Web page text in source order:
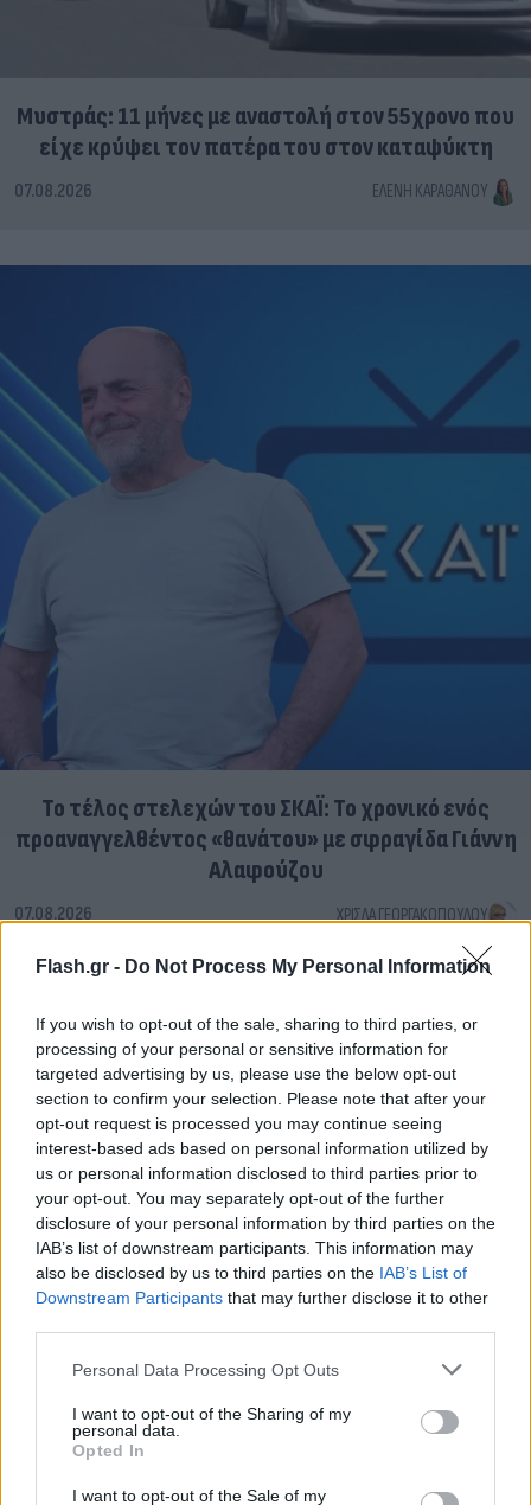
Flash.gr - Do Not Process My Personal Information
If you wish to opt-out of the sale, sharing to third parties, or
processing of your personal or sensitive information for
targeted advertising by us, please use the below opt-out
section to confirm your selection. Please note that after your
opt-out request is processed you may continue seeing
interest-based ads based on personal information utilized by
us or personal information disclosed to third parties prior to
your opt-out. You may separately opt-out of the further
disclosure of your personal information by third parties on the
IAB’s list of downstream participants. This information may
also be disclosed by us to third parties on the IAB’s List of
Downstream Participants that may further disclose it to other
Please note that this website/app uses one or more Google
not limited to your visit or usage behaviour. You may click to
grant or deny consent to Google and its third-party tags to
use your data for below specified purposes in below Google
consent section.
Personal Data Processing Opt Outs
I want to opt-out of the Sharing of my
personal data.
Opted In
I want to opt-out of the Sale of my
Μυστράς: 11 μήνες με αναστολή στον 55χρονο που
είχε κρύψει τον πατέρα του στον καταψύκτη
07.08.2026 ΕΛΈΝΗ ΚΑΡΑΘΆΝΟΥ
Το τέλος στελεχών του ΣΚΑΪ: Το χρονικό ενός
προαναγγελθέντος «θανάτου» με σφραγίδα Γιάννη
Αλαφούζου
07.08.2026 ΧΡΊΣΛΑ ΓΕΩΡΓΑΚΟΠΟΎΛΟΥ